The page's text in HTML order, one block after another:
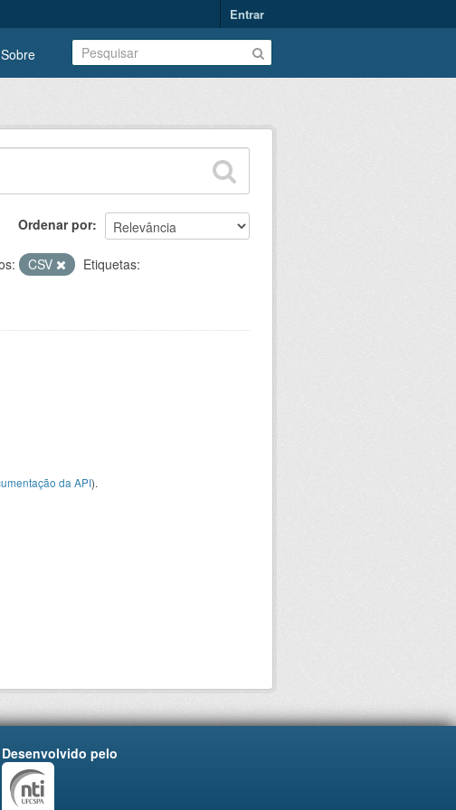
Entrar
Sobre
Ordenar por
CSV
Etiquetas:
da API).
Desenvolvido pelo